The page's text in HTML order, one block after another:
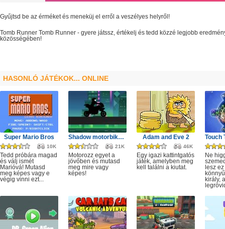
Gyűjtsd be az érméket és meneküj el erről a veszélyes helyről!
Tomb Runner - gyere játssz, értékelj és tedd közzé legjobb
Tomb Runner
közösségében!
HASONLÓ JÁTÉKOK... ONLINE
Super Mario Bros
10K
Tedd próbára magad
és válj ismét
Marióvá! Mutasd
meg képes vagy e
végig vinni ezt...
Shadow motorbike rider game
21K
Motorozz egyet a
jövőben és mutasd
meg mire vagy
képes!
Adam and Eve 2
46K
Egy igazi kattintgatós
játék, amelyben meg
kell találni a kiutat.
Ne
lesz
király,